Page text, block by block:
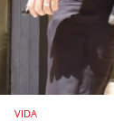
VIDA